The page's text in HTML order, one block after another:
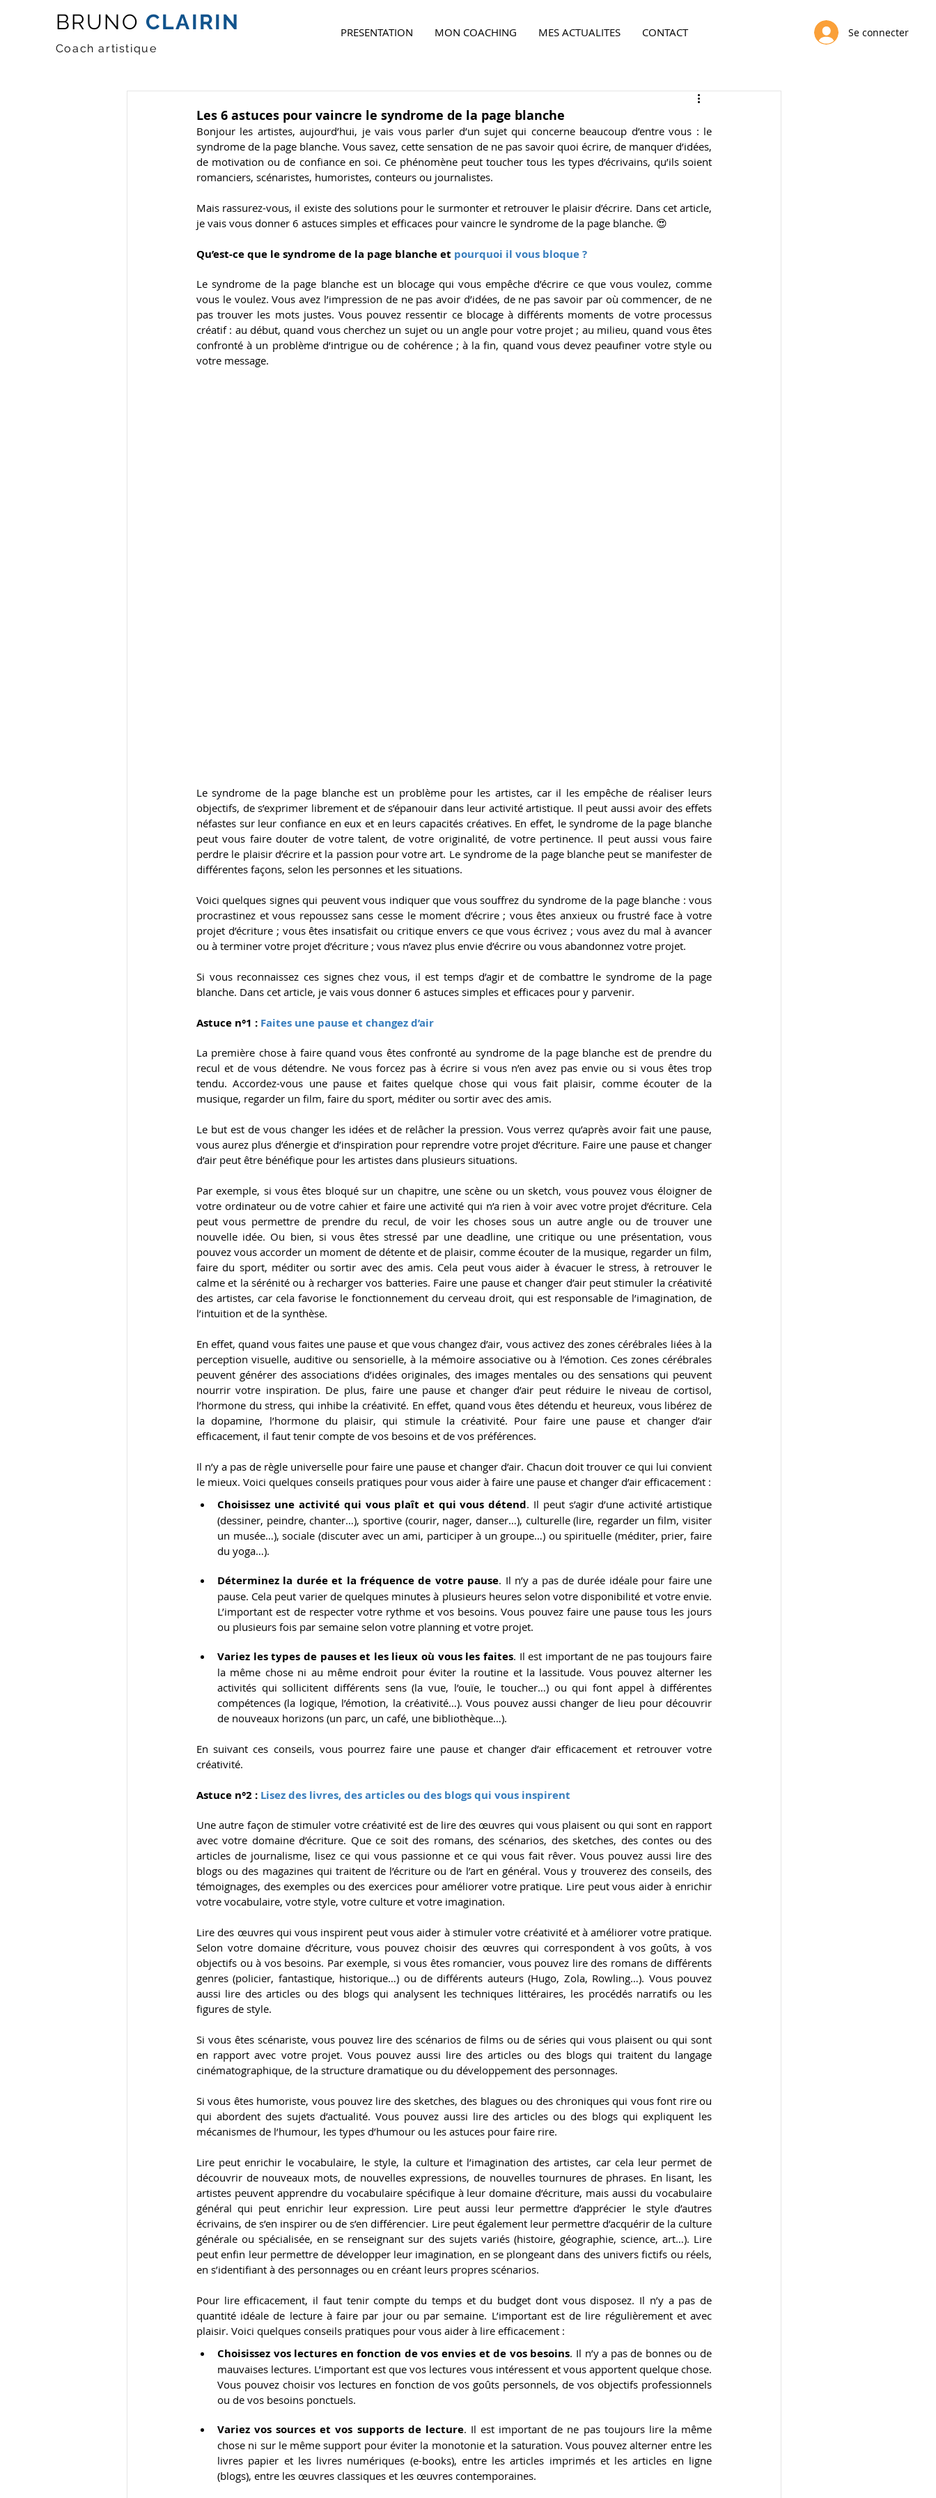
BRUNO CLAIRIN
Coach artistique
PRESENTATION MON COACHING MES ACTUALITES CONTACT Se connecter
COACH
ARTISTIQUE
Ensemble, faites la différence...
Les 6 astuces pour vaincre le syndrome de la page blanche
Bonjour les artistes, aujourd’hui, je vais vous parler d’un sujet qui concerne beaucoup d’entre vous : le
syndrome de la page blanche. Vous savez, cette sensation de ne pas savoir quoi écrire, de manquer d’idées,
de motivation ou de confiance en soi. Ce phénomène peut toucher tous les types d’écrivains, qu’ils soient
romanciers, scénaristes, humoristes, conteurs ou journalistes.
Mais rassurez-vous, il existe des solutions pour le surmonter et retrouver le plaisir d’écrire. Dans cet article,
je vais vous donner 6 astuces simples et efficaces pour vaincre le syndrome de la page blanche. 😍
Qu’est-ce que le syndrome de la page blanche et pourquoi il vous bloque ?
Le syndrome de la page blanche est un blocage qui vous empêche d’écrire ce que vous voulez, comme
vous le voulez. Vous avez l’impression de ne pas avoir d’idées, de ne pas savoir par où commencer, de ne
pas trouver les mots justes. Vous pouvez ressentir ce blocage à différents moments de votre processus
créatif : au début, quand vous cherchez un sujet ou un angle pour votre projet ; au milieu, quand vous êtes
confronté à un problème d’intrigue ou de cohérence ; à la fin, quand vous devez peaufiner votre style ou
votre message.
Le syndrome de la page blanche est un problème pour les artistes, car il les empêche de réaliser leurs
objectifs, de s’exprimer librement et de s’épanouir dans leur activité artistique. Il peut aussi avoir des effets
néfastes sur leur confiance en eux et en leurs capacités créatives. En effet, le syndrome de la page blanche
peut vous faire douter de votre talent, de votre originalité, de votre pertinence. Il peut aussi vous faire
perdre le plaisir d’écrire et la passion pour votre art. Le syndrome de la page blanche peut se manifester de
différentes façons, selon les personnes et les situations.
Voici quelques signes qui peuvent vous indiquer que vous souffrez du syndrome de la page blanche : vous
procrastinez et vous repoussez sans cesse le moment d’écrire ; vous êtes anxieux ou frustré face à votre
projet d’écriture ; vous êtes insatisfait ou critique envers ce que vous écrivez ; vous avez du mal à avancer
ou à terminer votre projet d’écriture ; vous n’avez plus envie d’écrire ou vous abandonnez votre projet.
Si vous reconnaissez ces signes chez vous, il est temps d’agir et de combattre le syndrome de la page
blanche. Dans cet article, je vais vous donner 6 astuces simples et efficaces pour y parvenir.
Astuce n°1 : Faites une pause et changez d’air
La première chose à faire quand vous êtes confronté au syndrome de la page blanche est de prendre du
recul et de vous détendre. Ne vous forcez pas à écrire si vous n’en avez pas envie ou si vous êtes trop
tendu. Accordez-vous une pause et faites quelque chose qui vous fait plaisir, comme écouter de la
musique, regarder un film, faire du sport, méditer ou sortir avec des amis.
Le but est de vous changer les idées et de relâcher la pression. Vous verrez qu’après avoir fait une pause,
vous aurez plus d’énergie et d’inspiration pour reprendre votre projet d’écriture. Faire une pause et changer
d’air peut être bénéfique pour les artistes dans plusieurs situations.
Par exemple, si vous êtes bloqué sur un chapitre, une scène ou un sketch, vous pouvez vous éloigner de
votre ordinateur ou de votre cahier et faire une activité qui n’a rien à voir avec votre projet d’écriture. Cela
peut vous permettre de prendre du recul, de voir les choses sous un autre angle ou de trouver une
nouvelle idée. Ou bien, si vous êtes stressé par une deadline, une critique ou une présentation, vous
pouvez vous accorder un moment de détente et de plaisir, comme écouter de la musique, regarder un film,
faire du sport, méditer ou sortir avec des amis. Cela peut vous aider à évacuer le stress, à retrouver le
calme et la sérénité ou à recharger vos batteries. Faire une pause et changer d’air peut stimuler la créativité
des artistes, car cela favorise le fonctionnement du cerveau droit, qui est responsable de l’imagination, de
l’intuition et de la synthèse.
En effet, quand vous faites une pause et que vous changez d’air, vous activez des zones cérébrales liées à la
perception visuelle, auditive ou sensorielle, à la mémoire associative ou à l’émotion. Ces zones cérébrales
peuvent générer des associations d’idées originales, des images mentales ou des sensations qui peuvent
nourrir votre inspiration. De plus, faire une pause et changer d’air peut réduire le niveau de cortisol,
l’hormone du stress, qui inhibe la créativité. En effet, quand vous êtes détendu et heureux, vous libérez de
la dopamine, l’hormone du plaisir, qui stimule la créativité. Pour faire une pause et changer d’air
efficacement, il faut tenir compte de vos besoins et de vos préférences.
Il n’y a pas de règle universelle pour faire une pause et changer d’air. Chacun doit trouver ce qui lui convient
le mieux. Voici quelques conseils pratiques pour vous aider à faire une pause et changer d’air efficacement :
Choisissez une activité qui vous plaît et qui vous détend. Il peut s’agir d’une activité artistique
(dessiner, peindre, chanter…), sportive (courir, nager, danser…), culturelle (lire, regarder un film, visiter
un musée…), sociale (discuter avec un ami, participer à un groupe…) ou spirituelle (méditer, prier, faire
du yoga…).
Déterminez la durée et la fréquence de votre pause. Il n’y a pas de durée idéale pour faire une
pause. Cela peut varier de quelques minutes à plusieurs heures selon votre disponibilité et votre envie.
L’important est de respecter votre rythme et vos besoins. Vous pouvez faire une pause tous les jours
ou plusieurs fois par semaine selon votre planning et votre projet.
Variez les types de pauses et les lieux où vous les faites. Il est important de ne pas toujours faire
la même chose ni au même endroit pour éviter la routine et la lassitude. Vous pouvez alterner les
activités qui sollicitent différents sens (la vue, l’ouïe, le toucher…) ou qui font appel à différentes
compétences (la logique, l’émotion, la créativité…). Vous pouvez aussi changer de lieu pour découvrir
de nouveaux horizons (un parc, un café, une bibliothèque…).
En suivant ces conseils, vous pourrez faire une pause et changer d’air efficacement et retrouver votre
créativité.
Astuce n°2 : Lisez des livres, des articles ou des blogs qui vous inspirent
Une autre façon de stimuler votre créativité est de lire des œuvres qui vous plaisent ou qui sont en rapport
avec votre domaine d’écriture. Que ce soit des romans, des scénarios, des sketches, des contes ou des
articles de journalisme, lisez ce qui vous passionne et ce qui vous fait rêver. Vous pouvez aussi lire des
blogs ou des magazines qui traitent de l’écriture ou de l’art en général. Vous y trouverez des conseils, des
témoignages, des exemples ou des exercices pour améliorer votre pratique. Lire peut vous aider à enrichir
votre vocabulaire, votre style, votre culture et votre imagination.
Lire des œuvres qui vous inspirent peut vous aider à stimuler votre créativité et à améliorer votre pratique.
Selon votre domaine d’écriture, vous pouvez choisir des œuvres qui correspondent à vos goûts, à vos
objectifs ou à vos besoins. Par exemple, si vous êtes romancier, vous pouvez lire des romans de différents
genres (policier, fantastique, historique…) ou de différents auteurs (Hugo, Zola, Rowling…). Vous pouvez
aussi lire des articles ou des blogs qui analysent les techniques littéraires, les procédés narratifs ou les
figures de style.
Si vous êtes scénariste, vous pouvez lire des scénarios de films ou de séries qui vous plaisent ou qui sont
en rapport avec votre projet. Vous pouvez aussi lire des articles ou des blogs qui traitent du langage
cinématographique, de la structure dramatique ou du développement des personnages.
Si vous êtes humoriste, vous pouvez lire des sketches, des blagues ou des chroniques qui vous font rire ou
qui abordent des sujets d’actualité. Vous pouvez aussi lire des articles ou des blogs qui expliquent les
mécanismes de l’humour, les types d’humour ou les astuces pour faire rire.
Lire peut enrichir le vocabulaire, le style, la culture et l’imagination des artistes, car cela leur permet de
découvrir de nouveaux mots, de nouvelles expressions, de nouvelles tournures de phrases. En lisant, les
artistes peuvent apprendre du vocabulaire spécifique à leur domaine d’écriture, mais aussi du vocabulaire
général qui peut enrichir leur expression. Lire peut aussi leur permettre d’apprécier le style d’autres
écrivains, de s’en inspirer ou de s’en différencier. Lire peut également leur permettre d’acquérir de la culture
générale ou spécialisée, en se renseignant sur des sujets variés (histoire, géographie, science, art…). Lire
peut enfin leur permettre de développer leur imagination, en se plongeant dans des univers fictifs ou réels,
en s’identifiant à des personnages ou en créant leurs propres scénarios.
Pour lire efficacement, il faut tenir compte du temps et du budget dont vous disposez. Il n’y a pas de
quantité idéale de lecture à faire par jour ou par semaine. L’important est de lire régulièrement et avec
plaisir. Voici quelques conseils pratiques pour vous aider à lire efficacement :
Choisissez vos lectures en fonction de vos envies et de vos besoins. Il n’y a pas de bonnes ou de
mauvaises lectures. L’important est que vos lectures vous intéressent et vous apportent quelque chose.
Vous pouvez choisir vos lectures en fonction de vos goûts personnels, de vos objectifs professionnels
ou de vos besoins ponctuels.
Variez vos sources et vos supports de lecture. Il est important de ne pas toujours lire la même
chose ni sur le même support pour éviter la monotonie et la saturation. Vous pouvez alterner entre les
livres papier et les livres numériques (e-books), entre les articles imprimés et les articles en ligne
(blogs), entre les œuvres classiques et les œuvres contemporaines.